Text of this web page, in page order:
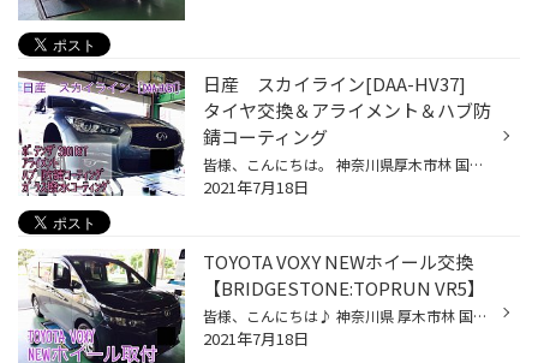
日産 スカイライン[DAA-HV37]
タイヤ交換＆アライメント＆ハブ防
錆コーティング
皆様、こんにちは。 神奈川県厚木市林 国道412号線沿い ワイルドワンさん隣の タイヤ館厚木店 山ちゃん です(*‘∀‘) 当店のホームページをご覧いただき、ありがとうございます♪ 本日のお車はこちら ↓ 日産 スカイライン[DAA-HV37] です！ 本日は タイヤ4本交換：ポテンザS001 RFT 225/55R17 と アラ...
2021年7月18日
TOYOTA VOXY NEWホイール交換
【BRIDGESTONE:TOPRUN VR5】
皆様、こんにちは♪ 神奈川県 厚木市林 国道412号線沿い ワイルドワンさん隣の タイヤ館厚木店 山ちゃん です〜(●´ω｀●) この度は、当店のホームページをご覧いただきありがとうございます！ 本日は TOYOTA VOXY に BRIDGESTONE オリジナルホイール：TOPRUN VR5 15インチ を 装着しました〜。 今回...
2021年7月18日